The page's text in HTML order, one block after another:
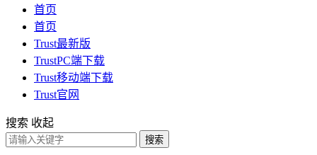
首页
首页
Trust最新版
TrustPC端下载
Trust移动端下载
Trust官网
搜索 收起
搜索